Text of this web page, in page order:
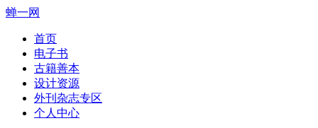
蝉一网
首页
电子书
古籍善本
设计资源
外刊杂志专区
个人中心